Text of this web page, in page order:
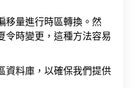
移量進行時區轉換。然
令時變更，這種方法容易
資料庫，以確保我們提供